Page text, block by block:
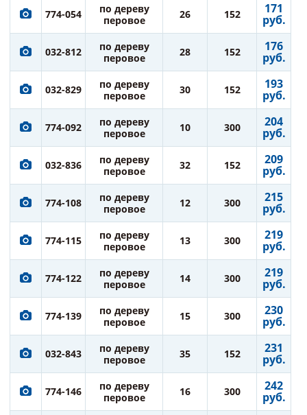
774-054
по дереву
перовое
26 152 171
руб.
032-812
по дереву
перовое
28 152 176
руб.
032-829
по дереву
перовое
30 152 193
руб.
774-092
по дереву
перовое
10 300 204
руб.
032-836
по дереву
перовое
32 152 209
руб.
774-108
по дереву
перовое
12 300 215
руб.
774-115
по дереву
перовое
13 300 219
руб.
774-122
по дереву
перовое
14 300 219
руб.
774-139
по дереву
перовое
15 300 230
руб.
032-843
по дереву
перовое
35 152 231
руб.
774-146
по дереву
перовое
16 300 242
руб.